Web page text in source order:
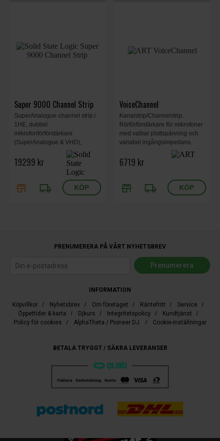
Super 9000 Channel Strip
SuperAnalogue-channel strip i
1HE, dubbel
mikrofonförförstärkare
(SuperAnalogue & VHD),
fullständig dynamiksektion med
snabb attack och
omkopplingsbar 292/242 EQ,
HP/LP-filter, insättningspunkt,
flexibel routing, stereolänk.
19299 kr
store local_shipping
VoiceChannel
Kanalstrip/Channelstrip.
Rörförförstärkare för mikrofoner
med valbar plattspänning och
variabel ingångsimpedans.
Kraftfull parametrisk EQ, ADAT
Lite-pipe, AES/EBU, S/PDIF,
6719 kr
store local_shipping
PRENUMERERA PÅ VÅRT NYHETSBREV
INFORMATION
Köpvillkor / Nyhetsbrev / Om företaget / Räntefritt / Service /
Öppettider & karta / Djkurs / Integritetspolicy / Kundtjänst /
Policy för cookies / AlphaTheta / Pioneer DJ / Cookie-inställningar
BETALA TRYGGT / SÄKRA LEVERANSER